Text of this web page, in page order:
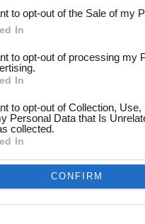
to opt-out of the Sale of my
In
to opt-out of processing my
In
to opt-out of Collection,
Personal Data that Is
collected.
In
CONFIRM
>
en